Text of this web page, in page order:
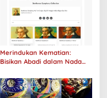
Merindukan Kematian:
Bisikan Abadi dalam Nada